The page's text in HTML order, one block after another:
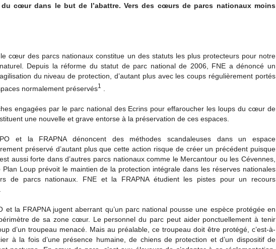
cœur dans le but de l’abattre. Vers des cœurs de parcs nationaux moins
cœur des parcs nationaux constitue un des statuts les plus protecteurs pour notre
Depuis la réforme du statut de parc national de 2006, FNE a dénoncé un
du niveau de protection, d’autant plus avec les coups régulièrement portés
normalement préservés1
engagées par le parc national des Ecrins pour effaroucher les loups du cœur de
une nouvelle et grave entorse à la préservation de ces espaces.
et la FRAPNA dénoncent des méthodes scandaleuses dans un espace
préservé d’autant plus que cette action risque de créer un précédent puisque
aussi forte dans d’autres parcs nationaux comme le Mercantour ou les Cévennes,
Plan Loup prévoit le maintien de la protection intégrale dans les réserves nationales
de parcs nationaux. FNE et la FRAPNA étudient les pistes pour un recours
et la FRAPNA jugent aberrant qu’un parc national pousse une espèce protégée en
de sa zone cœur. Le personnel du parc peut aider ponctuellement à tenir
d’un troupeau menacé. Mais au préalable, ce troupeau doit être protégé, c’est-à-
à la fois d’une présence humaine, de chiens de protection et d’un dispositif de